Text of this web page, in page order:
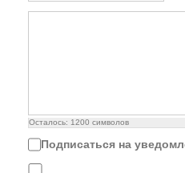
Осталось: 1200 символов
Подписаться на